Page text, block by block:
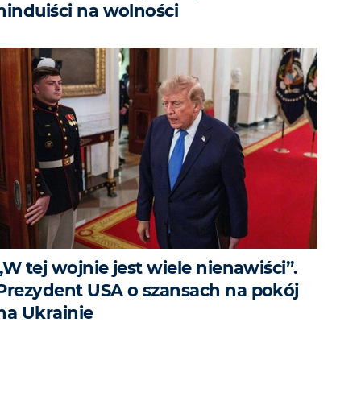
na wolności
tej wojnie jest wiele nienawiści”.
USA o szansach na pokój
Ukrainie